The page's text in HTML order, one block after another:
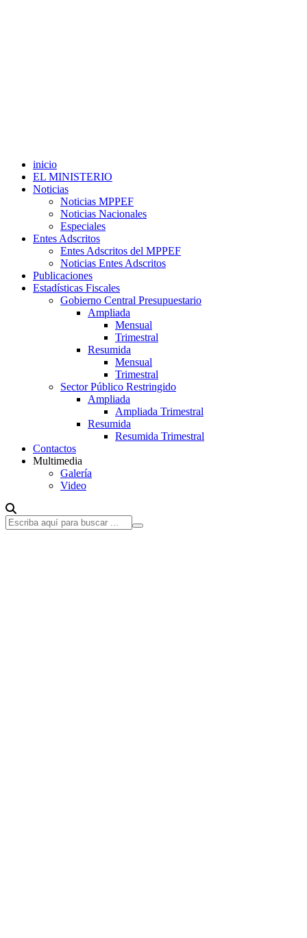
inicio
EL MINISTERIO
Noticias
Noticias MPPEF
Noticias Nacionales
Especiales
Entes Adscritos
Entes Adscritos del MPPEF
Noticias Entes Adscritos
Publicaciones
Estadísticas Fiscales
Gobierno Central Presupuestario
Ampliada
Mensual
Trimestral
Resumida
Mensual
Trimestral
Sector Público Restringido
Ampliada
Ampliada Trimestral
Resumida
Resumida Trimestral
Contactos
Multimedia
Galería
Video